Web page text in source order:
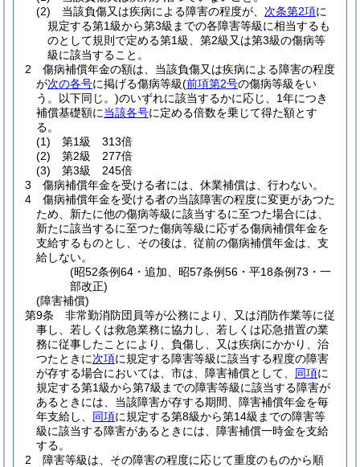
(2)
当該負傷又は疾病による障害の程度が、 次条第2項に
規定する第1級から第3級までの各障害等級に相当するも
のとして規則で定める第1級、第2級又は第3級の傷病等
級に該当すること。
2
傷病補償年金の額は、当該負傷又は疾病による障害の程度
が次の各号に掲げる傷病等級(前項第2号の傷病等級をい
う。以下同じ。)のいずれに該当するかに応じ、1年につき
補償基礎額に当該各号に定める倍数を乗じて得た額とす
る。
(1)
第1級 313倍
(2)
第2級 277倍
(3)
第3級 245倍
3
傷病補償年金を受ける者には、休業補償は、行わない。
4
傷病補償年金を受ける者の当該障害の程度に変更があつた
ため、新たに他の傷病等級に該当するに至つた場合には、
新たに該当するに至つた傷病等級に応ずる傷病補償年金を
支給するものとし、その後は、従前の傷病補償年金は、支
給しない。
(昭52条例64・追加、昭57条例56・平18条例73・一
部改正)
(障害補償)
第9条
非常勤消防団員等が公務により、又は消防作業等に従
事し、若しくは救急業務に協力し、若しくは応急措置の業
務に従事したことにより、負傷し、又は疾病にかかり、治
つたときに次項に規定する障害等級に該当する程度の障害
が存する場合においては、市は、障害補償として、 同項に
規定する第1級から第7級までの障害等級に該当する障害が
あるときには、当該障害が存する期間、障害補償年金を毎
年支給し、 同項に規定する第8級から第14級までの障害等
級に該当する障害があるときには、障害補償一時金を支給
する。
2
障害等級は、その障害の程度に応じて重度のものから順